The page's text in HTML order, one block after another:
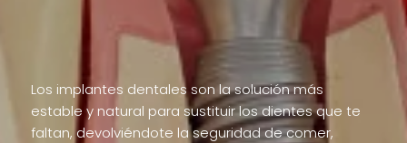
mordida
Los implantes dentales son la solución más
estable y natural para sustituir los dientes que te
faltan, devolviéndote la seguridad de comer,